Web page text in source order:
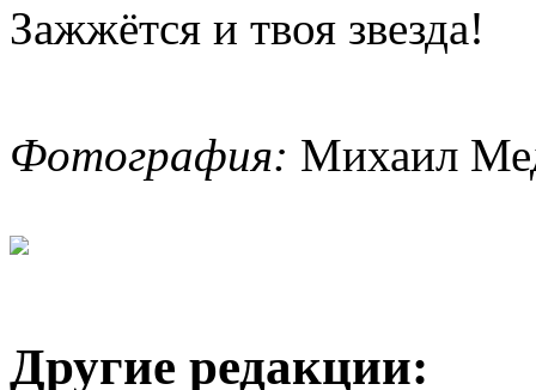
Зажжётся и твоя звезда!
Фотография: Михаил
Другие редакции: